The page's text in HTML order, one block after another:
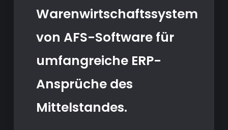
Warenwirtschaftssystem
von AFS-Software für
umfangreiche ERP-
Ansprüche des
Mittelstandes.